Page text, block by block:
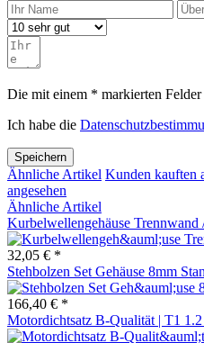
Die mit einem * markierten
Ich habe die
Speichern
Ähnliche Artikel Kunden kauften
angesehen
Ähnliche Artikel
Kurbelwellengehäuse Trennwand
32,05 € *
Stehbolzen Set Gehäuse 8mm
166,40 € *
Motordichtsatz B-Qualität | T1